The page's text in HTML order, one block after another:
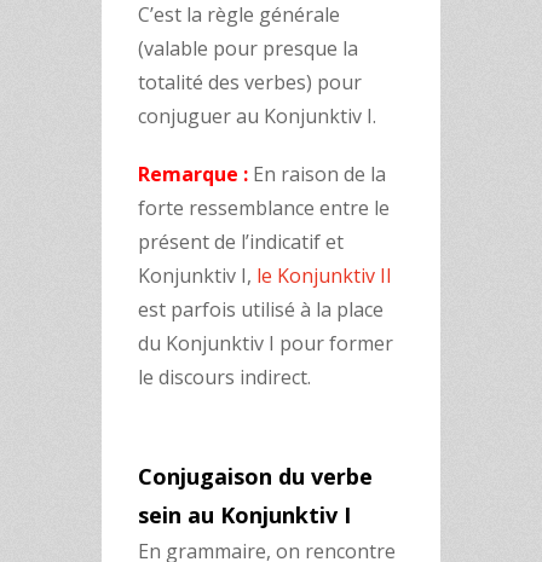
C’est la règle générale
(valable pour presque la
totalité des verbes) pour
conjuguer au Konjunktiv I.
Remarque : En raison de la
forte ressemblance entre le
présent de l’indicatif et
Konjunktiv I, le Konjunktiv II
est parfois utilisé à la place
du Konjunktiv I pour former
le discours indirect.
Conjugaison du verbe
sein au Konjunktiv I
En grammaire, on rencontre